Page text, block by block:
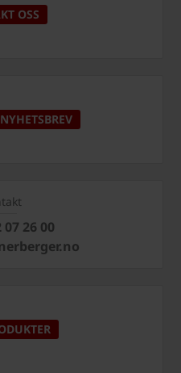
OSS
07 26 00